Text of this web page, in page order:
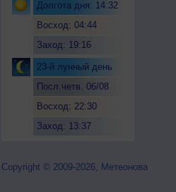
Долгота дня: 14:32
Восход: 04:44
Заход: 19:16
23-й лунный день
Посл.четв. 06/08
Восход: 22:30
Заход: 13:37
Copyright © 2009-2026, Метеонова